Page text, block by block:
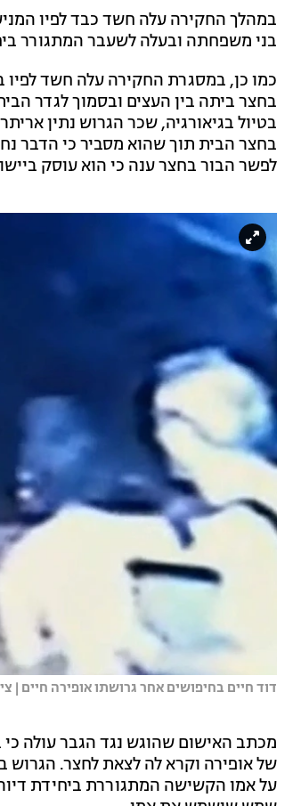
במהלך החקירה עלה חשד כבד לפיו
בני משפחתה ובעלה לשעבר המתגורר
כמו כן, במסגרת החקירה עלה חשד
בחצר ביתה בין העצים ובסמוך לגדר
בטיול בגיאורגיה, שכר הגרוש נתין
בחצר הבית תוך שהוא מסביר כי הדבר
לפשר הבור בחצר ענה כי הוא עוסק
דוד חיים בחיפושים אחר גרושתו אופירה חיים |
של אופירה וקרא לה לצאת לחצר. הגרוש
על אמו הקשישה המתגוררת ביחידת